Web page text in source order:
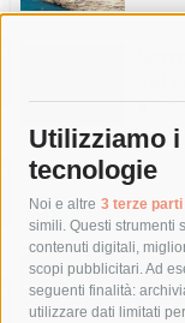
Utilizziamo
tecnologie
Noi e altre 3 terze parti
simili. Questi strumenti
contenuti digitali,
scopi pubblicitari. Ad
seguenti finalità:
utilizzare dati limitati
8
Tag
acqua allerta
area marina